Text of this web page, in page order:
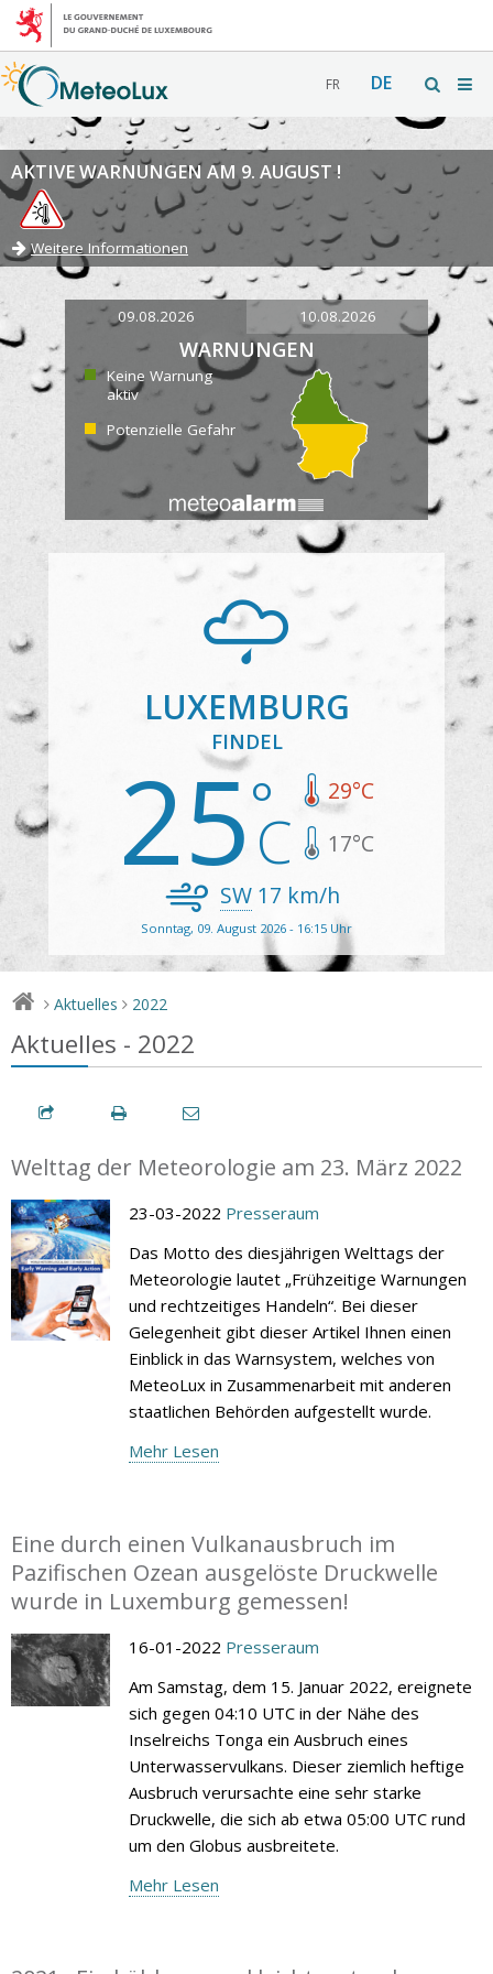
FR DE
AKTIVE WARNUNGEN AM 9. AUGUST !
Weitere Informationen
09.08.2026 10.08.2026
WARNUNGEN
Keine Warnung
aktiv
Potenzielle Gefahr
LUXEMBURG
FINDEL
25 29°C
17°C
SW17 km/h
Sonntag, 09. August 2026 - 16:15 Uhr
> Aktuelles > 2022
Aktuelles - 2022
Welttag der Meteorologie am 23. März 2022
23-03-2022 Presseraum
Das Motto des diesjährigen Welttags der
Meteorologie lautet „Frühzeitige Warnungen
und rechtzeitiges Handeln“. Bei dieser
Gelegenheit gibt dieser Artikel Ihnen einen
Einblick in das Warnsystem, welches von
MeteoLux in Zusammenarbeit mit anderen
staatlichen Behörden aufgestellt wurde.
Mehr Lesen
Eine durch einen Vulkanausbruch im
Pazifischen Ozean ausgelöste Druckwelle
wurde in Luxemburg gemessen!
16-01-2022 Presseraum
Am Samstag, dem 15. Januar 2022, ereignete
sich gegen 04:10 UTC in der Nähe des
Inselreichs Tonga ein Ausbruch eines
Unterwasservulkans. Dieser ziemlich heftige
Ausbruch verursachte eine sehr starke
Druckwelle, die sich ab etwa 05:00 UTC rund
um den Globus ausbreitete.
Mehr Lesen